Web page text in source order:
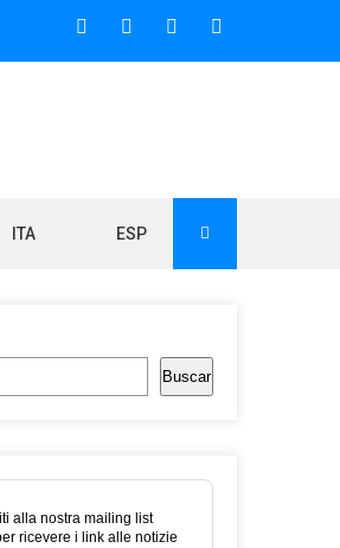
2006 DIFUNDE NOTICIAS
ITA ESP
Buscar
alla nostra mailing list
ricevere i link alle notizie